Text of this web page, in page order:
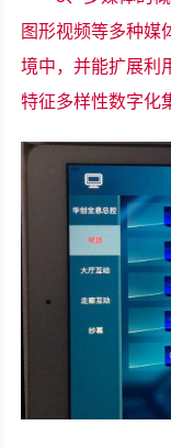
图形视频等多种媒
境中，并能扩展利
特征多样性数字化